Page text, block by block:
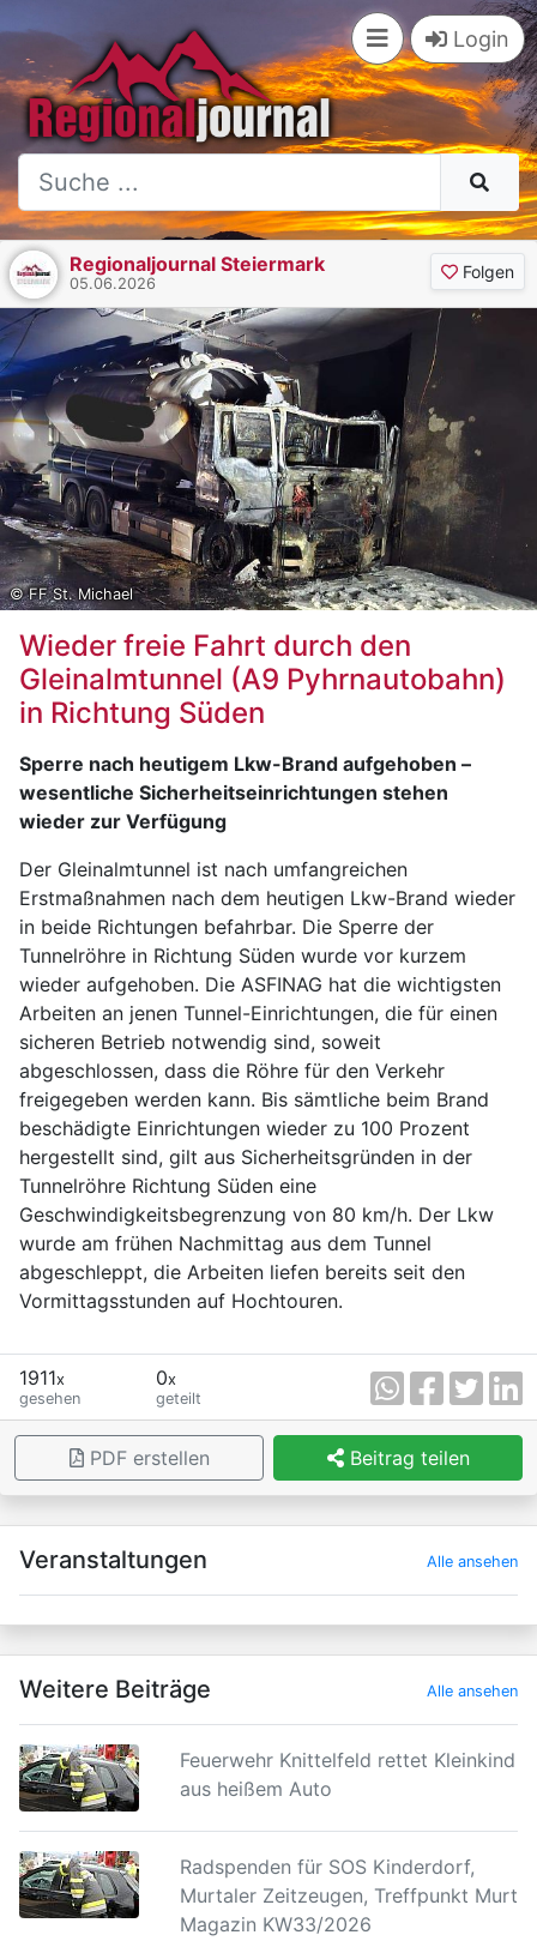
Login
Regionaljournal Steiermark
05.06.2026
Folgen
© FF St. Michael
Wieder freie Fahrt durch den
Gleinalmtunnel (A9 Pyhrnautobahn)
in Richtung Süden
Sperre nach heutigem Lkw-Brand aufgehoben –
wesentliche Sicherheitseinrichtungen stehen
wieder zur Verfügung
Der Gleinalmtunnel ist nach umfangreichen
Erstmaßnahmen nach dem heutigen Lkw-Brand wieder
in beide Richtungen befahrbar. Die Sperre der
Tunnelröhre in Richtung Süden wurde vor kurzem
wieder aufgehoben. Die ASFINAG hat die wichtigsten
Arbeiten an jenen Tunnel-Einrichtungen, die für einen
sicheren Betrieb notwendig sind, soweit
abgeschlossen, dass die Röhre für den Verkehr
freigegeben werden kann. Bis sämtliche beim Brand
beschädigte Einrichtungen wieder zu 100 Prozent
hergestellt sind, gilt aus Sicherheitsgründen in der
Tunnelröhre Richtung Süden eine
Geschwindigkeitsbegrenzung von 80 km/h. Der Lkw
wurde am frühen Nachmittag aus dem Tunnel
abgeschleppt, die Arbeiten liefen bereits seit den
Vormittagsstunden auf Hochtouren.
1911x
gesehen
0x
geteilt
PDF erstellen Beitrag teilen
×
Veranstaltungen Alle ansehen
Weitere Beiträge Alle ansehen
Feuerwehr Knittelfeld rettet Kleinkind
aus heißem Auto
Radspenden für SOS Kinderdorf,
Murtaler Zeitzeugen, Treffpunkt Murtal
Magazin KW33/2026